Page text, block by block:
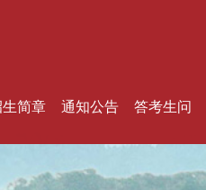
生简章 通知公告 答考生问